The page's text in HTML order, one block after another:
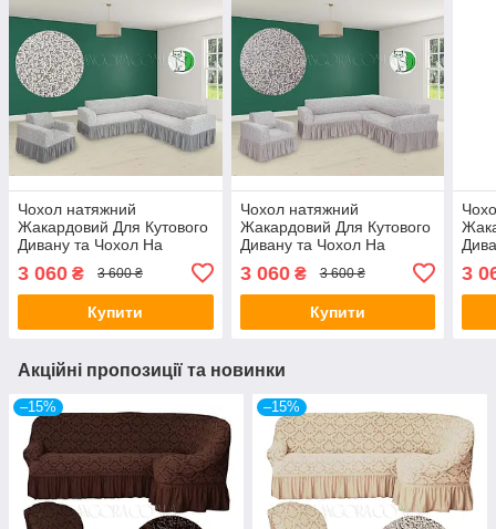
Чохол натяжний
Жакардовий Для Кутового
Дивану та Чохол На
Venera
3 060 ₴ 3 600 ₴
Купити
Чохол натяжний
Жакардовий Для Кутового
Дивану та Чохол На
молочний Venera
3 060₴ 3 600 ₴
Купити
3
Акційні пропозиції та новинки
–15% –15%